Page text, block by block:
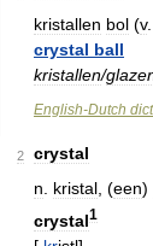
kristallen bol (v.
crystal ball
kristallen/
English-Dutch
2
crystal
n
kristal , (een)
crystal1